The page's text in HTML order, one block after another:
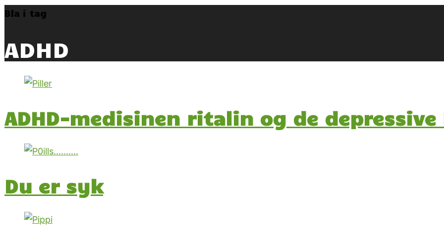
Bla i tag
ADHD
ADHD-medisinen ritalin og de
Du er syk